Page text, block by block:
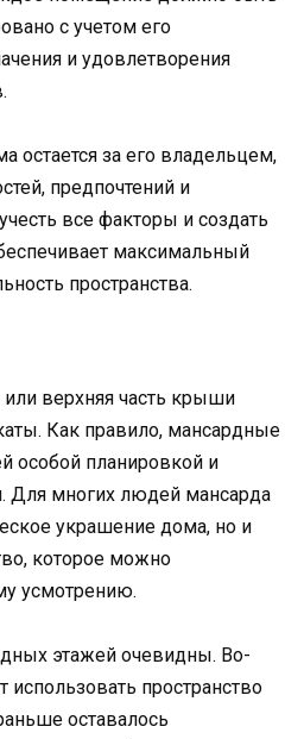
с учетом его
и удовлетворения
остается за его владельцем,
предпочтений и
все факторы и создать
максимальный
пространства.
верхняя часть крыши
Как правило, мансардные
особой планировкой и
Для многих людей мансарда
украшение дома, но и
которое можно
усмотрению.
этажей очевидны. Во-
пространство
оставалось